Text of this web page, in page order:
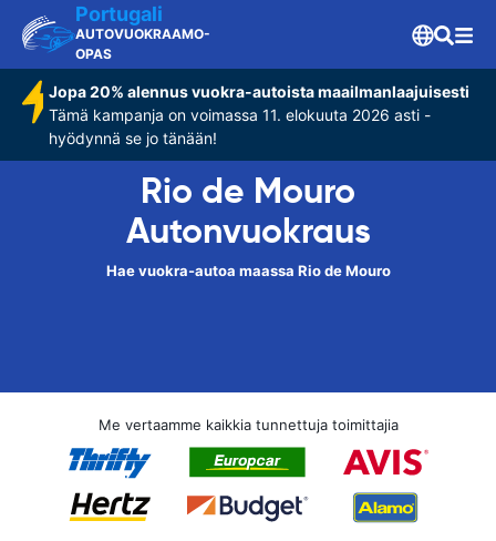
Portugali
AUTOVUOKRAAMO-
OPAS
Jopa 20% alennus vuokra-autoista maailmanlaajuisesti
Tämä kampanja on voimassa 11. elokuuta 2026 asti -
hyödynnä se jo tänään!
Rio de Mouro
Autonvuokraus
Hae vuokra-autoa maassa Rio de Mouro
Me vertaamme kaikkia tunnettuja toimittajia